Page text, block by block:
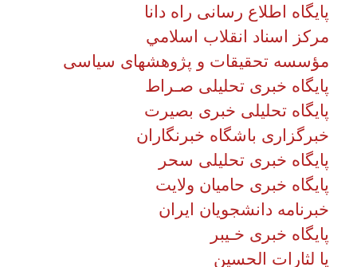
پایگاه خبری خـیبر
یا لثارات الحسین
خبرگزاری تسنیم
خبرگزاری بـسـیـج
خبرگزاري فارس
خبرگزاري حوزه
صدا و سيما
شبکه خبـر
بولتن نیوز
روضه نیوز
راسخون
مشرق
قطره